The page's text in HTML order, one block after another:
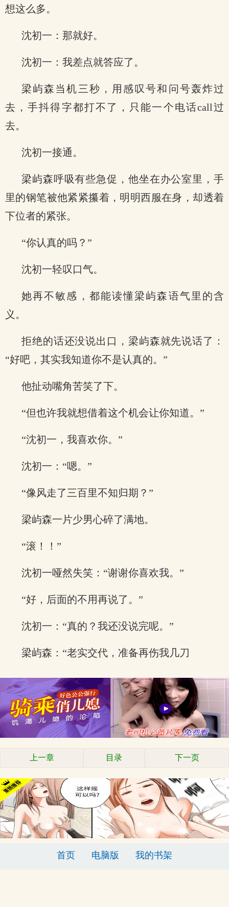
想这么多。
沈初一：那就好。
沈初一：我差点就答应了。
梁屿森当机三秒，用感叹号和问号轰炸过
去，手抖得字都打不了，只能一个电话call过
去。
沈初一接通。
梁屿森呼吸有些急促，他坐在办公室里，手
里的钢笔被他紧紧攥着，明明西服在身，却透着
下位者的紧张。
“你认真的吗？”
沈初一轻叹口气。
她再不敏感，都能读懂梁屿森语气里的含
义。
拒绝的话还没说出口，梁屿森就先说话了：
“好吧，其实我知道你不是认真的。”
他扯动嘴角苦笑了下。
“但也许我就想借着这个机会让你知道。”
“沈初一，我喜欢你。”
沈初一：“嗯。”
“像风走了三百里不知归期？”
梁屿森一片少男心碎了满地。
“滚！！”
沈初一哑然失笑：“谢谢你喜欢我。”
“好，后面的不用再说了。”
沈初一：“真的？我还没说完呢。”
梁屿森：“老实交代，准备再伤我几刀
上一章 目录 下一页
首页 电脑版 我的书架